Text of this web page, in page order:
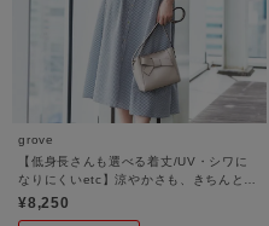
grove
【低身長さんも選べる着丈/UV・シワに
なりにくいetc】涼やかさも、きちんとも
叶うワンピース
¥8,250